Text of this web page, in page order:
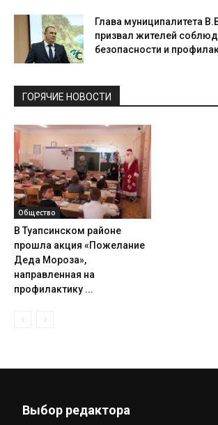
Глава муниципалитета
призвал жителей
безопасности и
ГОРЯЧИЕ НОВОСТИ
Общество
В Туапсинском районе
прошла акция «Пожелание
Деда Мороза»,
направленная на
профилактику ...
Выбор редактора